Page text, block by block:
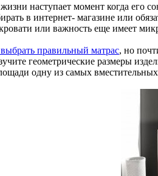
наступает момент когда его
в интернет- магазине или
или важность еще имеет
правильный матрас, но
геометрические размеры
одну из самых